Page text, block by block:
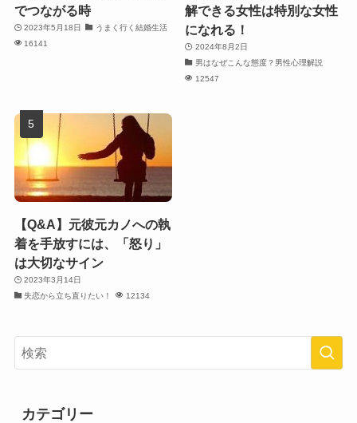
でつながる時
2023年5月18日
うまく行く結婚生活
16141
解できる女性は特別な女性
になれる！
2024年8月2日
男はなぜこんな態度？男性心理解説
12547
【Q&A】元彼元カノへの執
着を手放すには、「怒り」
は大切なサイン
2023年3月14日
失恋から立ち直りたい！
12134
カテゴリー